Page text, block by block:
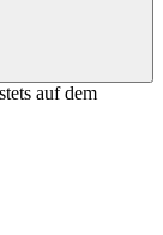
auf dem